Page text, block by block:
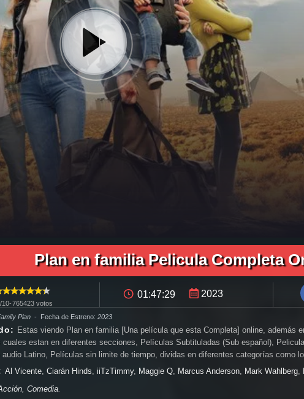
Plan en familia pelicula completa utorrent, descargar Plan en familia pelicula completa mega, descargar Plan en familia pelicula completa gratis, Plan en familia descargar pelicula completa gratis, Plan en familia
ver pelicula Plan en familia online gratis, ver online Plan en familia, Plan en familia online ver pelicula, ver estreno Plan en familia online, Plan en familia online ver, Plan en familia ver online, Ver Pelicula Plan en familia
Plan en familia Pelicula Completa
10-765423 votos
01:47:29 2023
Plan - Fecha de Estreno:2023
Estas viendo Plan en familia [Una película que esta Completa] online, además
cuales estan en diferentes secciones, Películas Subtituladas (Sub español),
audio Latino, Películas sin limite de tiempo, dividas en diferentes categorías como
Documentales, Ciencia Ficción, Drama, Fantástico, Infantil, Intriga, Terror /
familia completa online.
Al Vicente ,Ciarán Hinds ,iiTzTimmy, Maggie Q Marcus Anderson Mark Wahlberg
,Comedia